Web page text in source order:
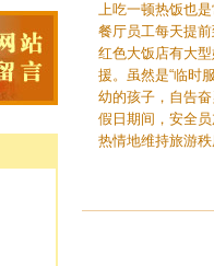
上吃一顿热饭也
餐厅员工每天提
红色大饭店有大
援。虽然是“临时
幼的孩子，自告奋
假日期间，安全
热情地维持旅游